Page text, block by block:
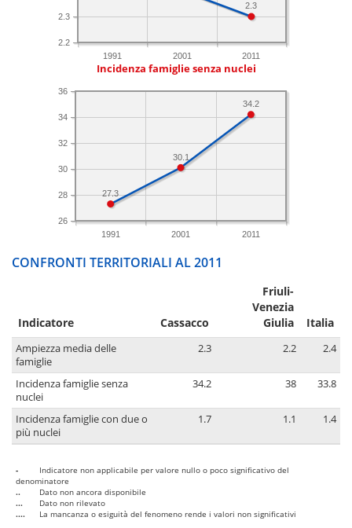
1991 2001 2011
2.2
2.3
2.3
Incidenza famiglie senza nuclei
1991 2001 2011
26
28
30
32
34
36
34.2
30.1
27.3
CONFRONTI TERRITORIALI AL 2011
Indicatore Cassacco
Friuli-
Venezia
Giulia
Italia
Ampiezza media delle
famiglie
2.3 2.2 2.4
Incidenza famiglie senza
nuclei
34.2 38 33.8
Incidenza famiglie con due o
più nuclei
1.7 1.1 1.4
-
Indicatore non applicabile per valore nullo o poco significativo del
denominatore
..
Dato non ancora disponibile
...
Dato non rilevato
....
La mancanza o esiguità del fenomeno rende i valori non significativi